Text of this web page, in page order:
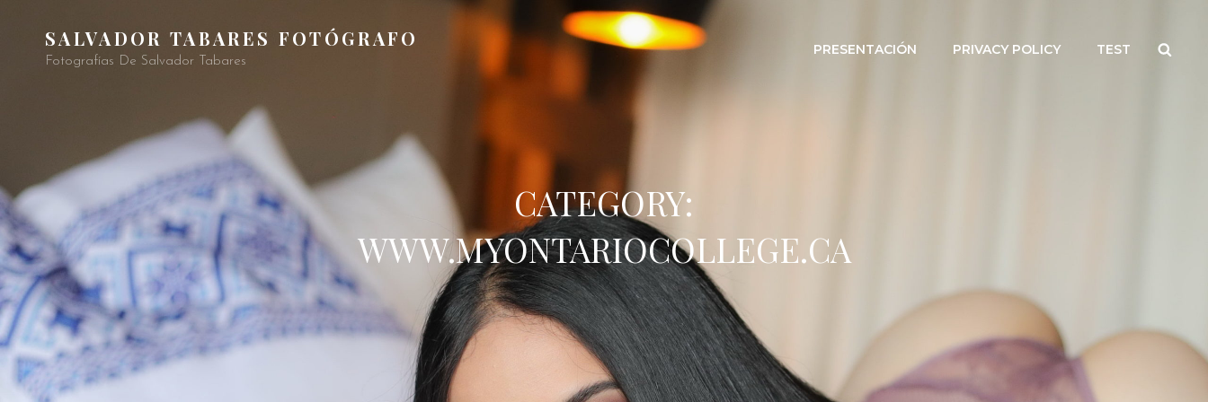
SALVADOR TABARES FOTÓGRAFO
Fotografías De Salvador Tabares
PRESENTACIÓN PRIVACY POLICY TEST
CATEGORY:
WWW.MYONTARIOCOLLEGE.CA